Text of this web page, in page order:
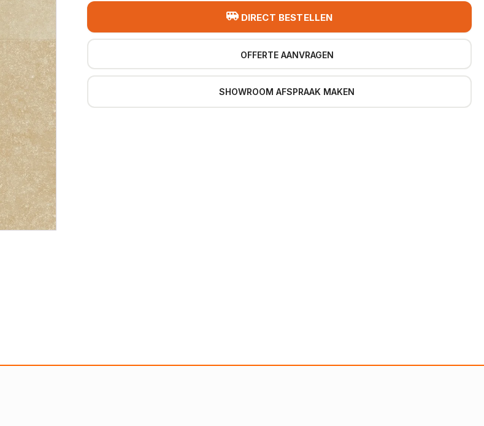
€38,95.
€34,95.
DIRECT BESTELLEN
OFFERTE AANVRAGEN
SHOWROOM AFSPRAAK MAKEN